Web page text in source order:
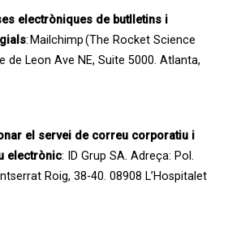
electròniques de butlletins i
: Mailchimp (The Rocket Science
de Leon Ave NE, Suite 5000. Atlanta,
el servei de correu corporatiu i
electrònic: ID Grup SA. Adreça: Pol.
Roig, 38-40. 08908 L’Hospitalet